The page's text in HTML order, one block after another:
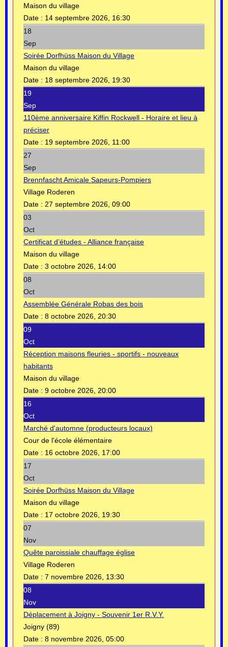
Maison du village
Date : 14 septembre 2026, 16:30
18
Sep
Soirée Dorfhüss Maison du Village
Maison du village
Date : 18 septembre 2026, 19:30
19
Sep
110ème anniversaire Kiffin Rockwell - Horaire et lieu à
préciser
Date : 19 septembre 2026, 11:00
27
Sep
Brennfascht Amicale Sapeurs-Pompiers
Village Roderen
Date : 27 septembre 2026, 09:00
03
Oct
Certificat d’études - Alliance française
Maison du village
Date : 3 octobre 2026, 14:00
08
Oct
Assemblée Générale Robas des bois
Date : 8 octobre 2026, 20:30
09
Oct
Réception maisons fleuries - sportifs - nouveaux
habitants
Maison du village
Date : 9 octobre 2026, 20:00
16
Oct
Marché d'automne (producteurs locaux)
Cour de l'école élémentaire
Date : 16 octobre 2026, 17:00
17
Oct
Soirée Dorfhüss Maison du Village
Maison du village
Date : 17 octobre 2026, 19:30
07
Nov
Quête paroissiale chauffage église
Village Roderen
Date : 7 novembre 2026, 13:30
08
Nov
Déplacement à Joigny - Souvenir 1er R.V.Y.
Joigny (89)
Date : 8 novembre 2026, 05:00